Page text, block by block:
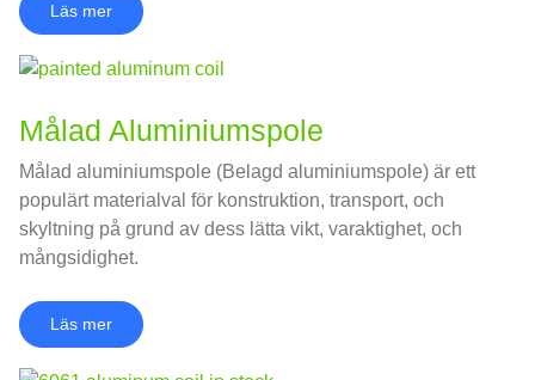
Läs mer
Målad Aluminiumspole
Målad aluminiumspole (Belagd aluminiumspole) är ett
populärt materialval för konstruktion, transport, och
skyltning på grund av dess lätta vikt, varaktighet, och
mångsidighet.
Läs mer